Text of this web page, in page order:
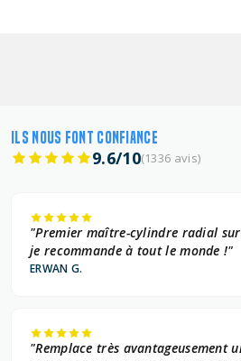
ILS NOUS FONT CONFIANCE
9.6/10(1336 avis)
"Premier maître-cylindre radial
je recommande à tout le monde !"
ERWAN G.
"Remplace très avantageusement